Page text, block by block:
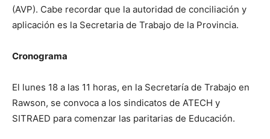
(AVP). Cabe recordar que la autoridad de conciliación y
aplicación es la Secretaria de Trabajo de la Provincia.
Cronograma
El lunes 18 a las 11 horas, en la Secretaría de Trabajo en
Rawson, se convoca a los sindicatos de ATECH y
SITRAED para comenzar las paritarias de Educación.